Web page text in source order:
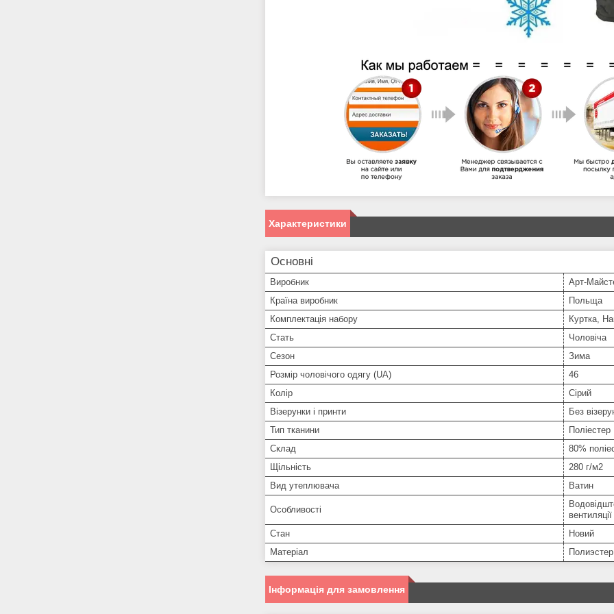
Характеристики
Основні
Виробник
Арт-
Країна виробник
Польща
Комплектація набору
Куртка,
Стать
Чоловіча
Сезон
Зима
Розмір чоловічого одягу (UA)
46
Колір
Сірий
Візерунки і принти
Без
Тип тканини
Поліестер
Склад
80%
Щільність
280 г/м2
Вид утеплювача
Ватин
Особливості
вентиляції
Стан
Новий
Матеріал
Полиэстер
Інформація для замовлення